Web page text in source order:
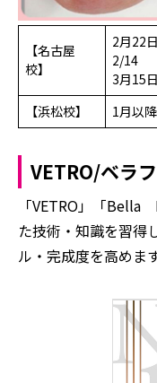
【名古屋
校】
2月22
2/14
3月15
【浜松校】
1月以
VETRO/ベラ
「VETRO」「
た技術・知識を習得
ル・完成度を高めます